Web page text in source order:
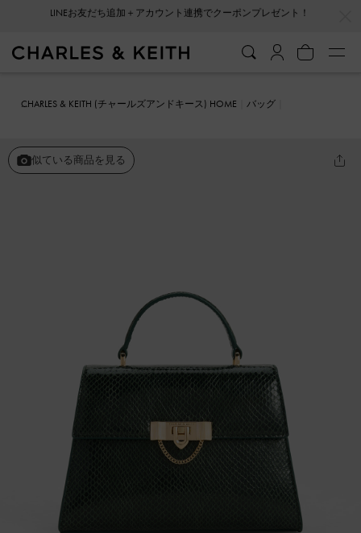
会員登録＋ニュースレター登録で10%OFFクーポンプレゼント！
CHARLES & KEITH (チャールズアンドキース) HOME
バッグ
似ている商品を見る